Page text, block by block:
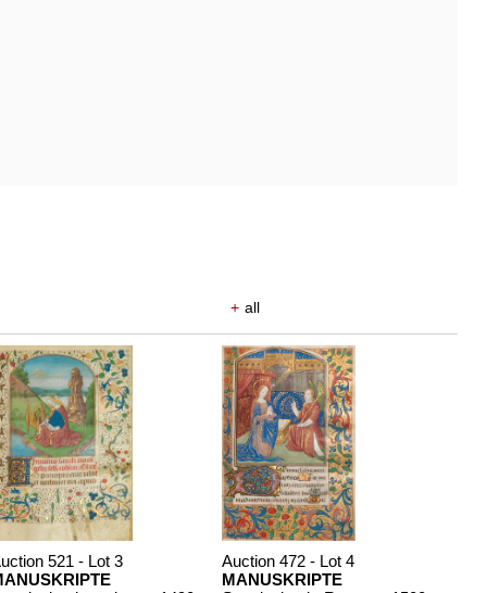
+ all
521 - Lot 3
Auction 472 - Lot 4
MANUSKRIPTE